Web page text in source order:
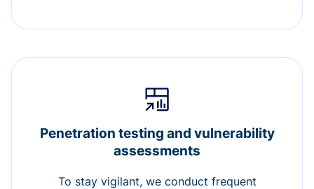
Penetration testing and vulnerability
assessments
To stay vigilant, we conduct frequent